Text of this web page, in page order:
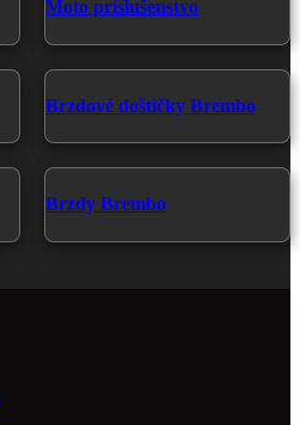
Moto príslušenstvo
Brzdové doštičky Brembo
Brzdy Brembo